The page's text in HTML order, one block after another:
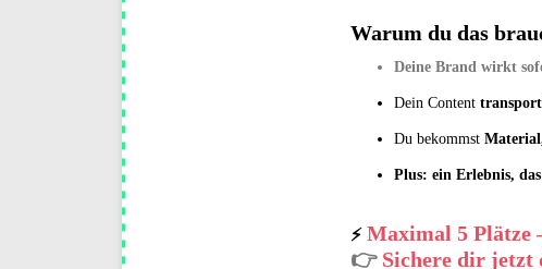
Warum du das
Deine Brand wirkt
Dein Content
Du bekommst
Plus: ein Erlebnis,
⚡ Maximal 5 Plätze
👉 Sichere dir jetzt